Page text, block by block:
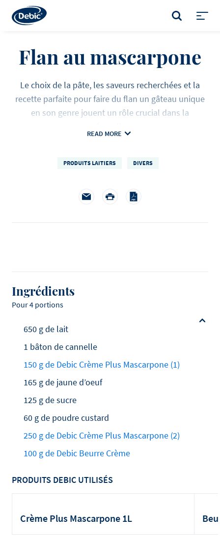
main
RECHERCHER
Flan au mascarpone
Le choix de la pâte, les saveurs recherchées et la
recette parfaite pour faire du flan un gâteau unique
en son genre jouent un rôle crucial dans la
READ MORE
PRODUITS LAITIERS DIVERS
Ingrédients
Pour 4 portions
650 g de lait
1 bâton de cannelle
150 g de Debic Crème Plus Mascarpone (1)
165 g de jaune d’oeuf
125 g de sucre
60 g de poudre custard
250 g de Debic Crème Plus Mascarpone (2)
100 g de Debic Beurre Crème
PRODUITS DEBIC UTILISÉS
Crème Plus Mascarpone 1L